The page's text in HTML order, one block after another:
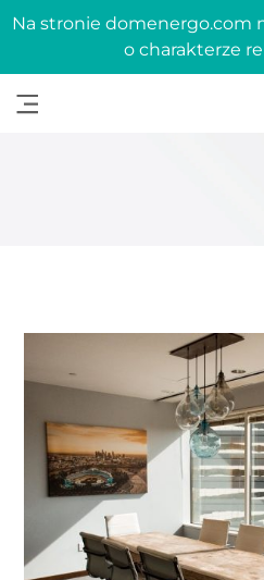
Na stronie domenergo.com
o charakterze